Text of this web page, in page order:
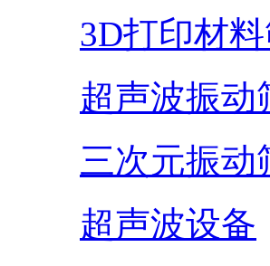
3D打印材
超声波振动
三次元振动
超声波设备